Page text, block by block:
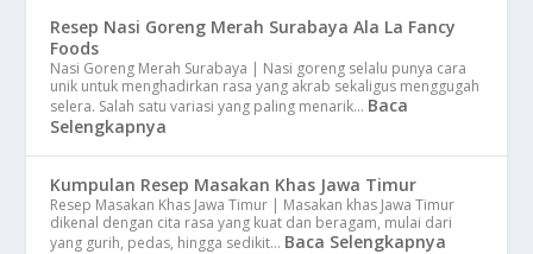
Resep Nasi Goreng Merah Surabaya Ala La Fancy
Foods
Nasi Goreng Merah Surabaya | Nasi goreng selalu punya cara
unik untuk menghadirkan rasa yang akrab sekaligus menggugah
selera. Salah satu variasi yang paling menarik… Baca
Selengkapnya
Kumpulan Resep Masakan Khas Jawa Timur
Resep Masakan Khas Jawa Timur | Masakan khas Jawa Timur
dikenal dengan cita rasa yang kuat dan beragam, mulai dari
yang gurih, pedas, hingga sedikit… Baca Selengkapnya